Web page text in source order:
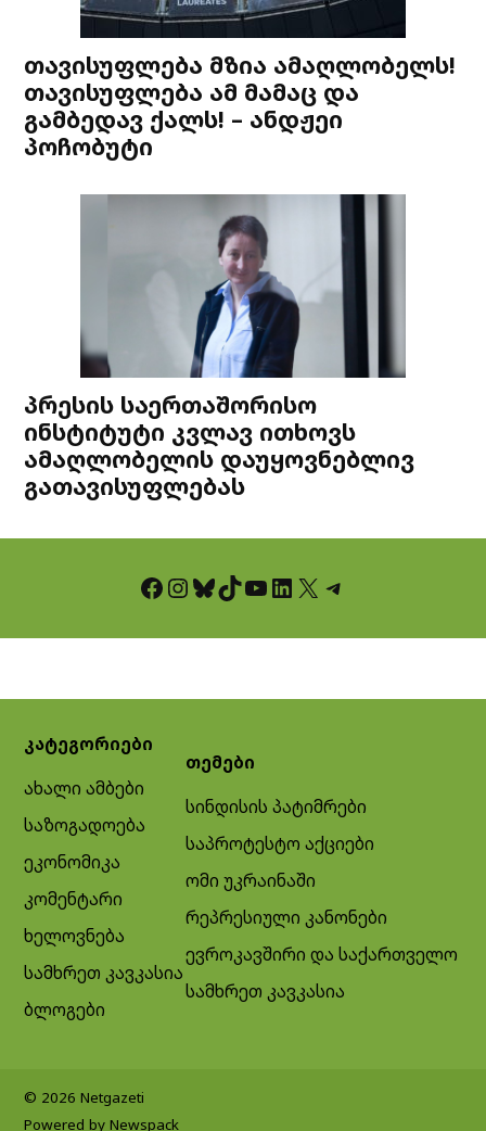
თავისუფლება მზია ამაღლობელს!
თავისუფლება ამ მამაც და
გამბედავ ქალს! – ანდჟეი
პოჩობუტი
პრესის საერთაშორისო
ინსტიტუტი კვლავ ითხოვს
ამაღლობელის დაუყოვნებლივ
გათავისუფლებას
Facebook InstagramBluesky TikTok YouTube LinkedIn X Telegram
კატეგორიები
ახალი ამბები
საზოგადოება
ეკონომიკა
კომენტარი
ხელოვნება
სამხრეთ კავკასია
ბლოგები
თემები
სინდისის პატიმრები
საპროტესტო აქციები
ომი უკრაინაში
რეპრესიული კანონები
ევროკავშირი და საქართველო
სამხრეთ კავკასია
© 2026 Netgazeti
Powered by Newspack